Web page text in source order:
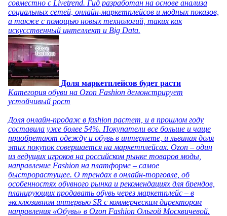
совместно с Livetrend. Гид разработан на основе анализа
социальных сетей, онлайн-маркетплейсов и модных показов,
а также с помощью новых технологий, таких как
искусственный интеллект и Big Data.
Доля маркетплейсов будет расти
Категория обуви на Ozon Fashion демонстрирует
устойчивый рост
Доля онлайн-продаж в fashion растет, и в прошлом году
составила уже более 54%. Покупатели все больше и чаще
приобретают одежду и обувь в интернете, и львиная доля
этих покупок совершается на маркетплейсах. Ozon – один
из ведущих игроков на российском рынке товаров моды,
направление Fashion на платформе – самое
быстрорастущее. О трендах в онлайн-торговле, об
особенностях обувного рынка и рекомендациях для брендов,
планирующих продавать обувь через маркетплейс – в
эксклюзивном интервью SR с коммерческим директором
направления «Обувь» в Ozon Fashion Ольгой Москвичевой.